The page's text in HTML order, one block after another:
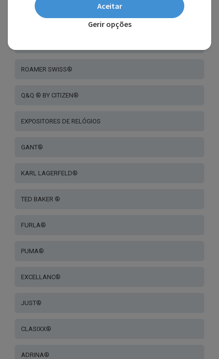
LORUS® BY SEIKO
ROAMER SWISS®
Q&Q ® BY CITIZEN®
EXPOSITORES DE RELÓGIOS
GANT®
KARL LAGERFELD®
TED BAKER ®
FURLA®
PUMA®
EXCELLANC®
JUST®
CLASIXX®
ADRINA®
Aceitar
Gerir opções